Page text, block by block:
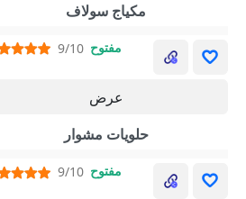
مكياج سولاف
9/10 مفتوح
عرض
حلويات مشوار
9/10 مفتوح